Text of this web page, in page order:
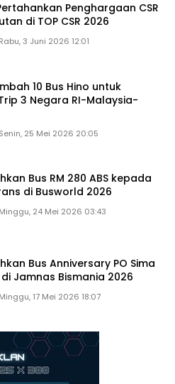
Penghargaan CSR
di TOP CSR 2026
Rabu, 3 Juni 2026 12:01
10 Bus Hino untuk
3 Negara RI-Malaysia-
Senin, 25 Mei 2026 20:05
Bus RM 280 ABS kepada
di Busworld 2026
Minggu, 24 Mei 2026 03:43
Bus Anniversary PO Sima
Jamnas Bismania 2026
Minggu, 17 Mei 2026 18:07